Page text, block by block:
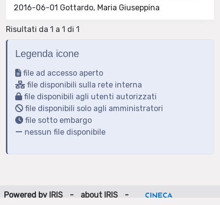
2016-06-01 Gottardo, Maria Giuseppina
Risultati da 1 a 1 di 1
Legenda icone
file ad accesso aperto
file disponibili sulla rete interna
file disponibili agli utenti autorizzati
file disponibili solo agli amministratori
file sotto embargo
nessun file disponibile
Powered by IRIS - about IRIS
-